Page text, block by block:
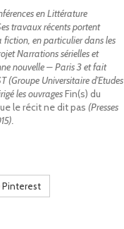
en Littérature
travaux récents portent
en particulier dans les
Narrations sérielles et
nouvelle – Paris 3 et fait
(Groupe Universitaire d’Etudes
les ouvragesFin(s) du
le récit ne dit pas (Presses
Pinterest